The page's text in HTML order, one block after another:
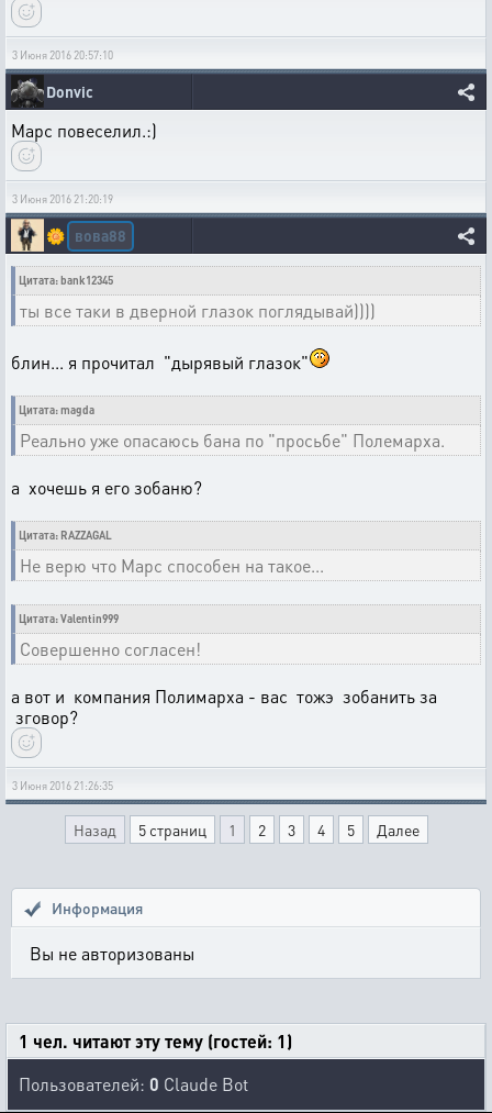
3 Июня 2016 20:57:10
Donvic
Марс повеселил.:)
3 Июня 2016 21:20:19
🌼 вова88
Цитата: bank12345
ты все таки в дверной глазок поглядывай))))
блин... я прочитал "дырявый глазок"
Цитата: magda
Реально уже опасаюсь бана по "просьбе" Полемарха.
а хочешь я его зобаню?
Цитата: RAZZAGAL
Не верю что Марс способен на такое...
Цитата: Valentin999
Совершенно согласен!
а вот и компания Полимарха - вас тожэ зобанить за
зговор?
3 Июня 2016 21:26:35
Назад 5 страниц 1 2 3 4 5 Далее
Информация
Вы не авторизованы
1 чел. читают эту тему (гостей: 1)
Пользователей: 0 Claude Bot